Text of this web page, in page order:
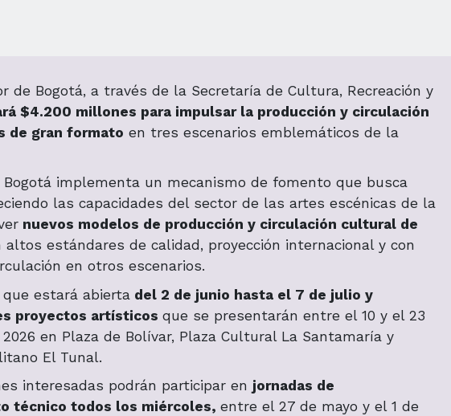
de Bogotá, a través de la Secretaría de Cultura, Recreación y
$4.200 millones para impulsar la producción y circulación
de gran formato en tres escenarios emblemáticos de la
Bogotá implementa un mecanismo de fomento que busca
las capacidades del sector de las artes escénicas de la
nuevos modelos de producción y circulación cultural de
altos estándares de calidad, proyección internacional y con
en otros escenarios.
que estará abierta del 2 de junio hasta el 7 de julio y
proyectos artísticos que se presentarán entre el 10 y el 23
en Plaza de Bolívar, Plaza Cultural La Santamaría y
El Tunal.
interesadas podrán participar en jornadas de
técnico todos los miércoles, entre el 27 de mayo y el 1 de